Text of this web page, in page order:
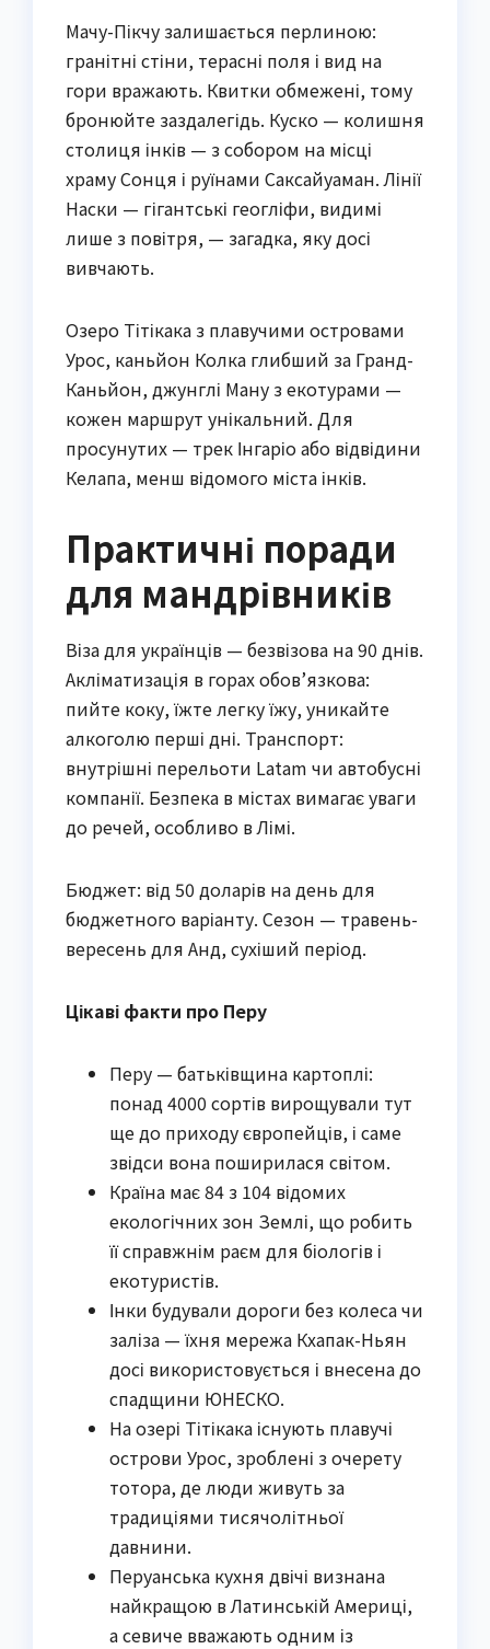
Мачу-Пікчу залишається перлиною:
гранітні стіни, терасні поля і вид на
гори вражають. Квитки обмежені, тому
бронюйте заздалегідь. Куско — колишня
столиця інків — з собором на місці
храму Сонця і руїнами Саксайуаман. Лінії
Наски — гігантські геогліфи, видимі
лише з повітря, — загадка, яку досі
вивчають.
Озеро Тітікака з плавучими островами
Урос, каньйон Колка глибший за Гранд-
Каньйон, джунглі Ману з екотурами —
кожен маршрут унікальний. Для
просунутих — трек Інгаріо або відвідини
Келапа, менш відомого міста інків.
Практичні поради
для мандрівників
Віза для українців — безвізова на 90 днів.
Акліматизація в горах обов’язкова:
пийте коку, їжте легку їжу, уникайте
алкоголю перші дні. Транспорт:
внутрішні перельоти Latam чи автобусні
компанії. Безпека в містах вимагає уваги
до речей, особливо в Лімі.
Бюджет: від 50 доларів на день для
бюджетного варіанту. Сезон — травень-
вересень для Анд, сухіший період.
Цікаві факти про Перу
Перу — батьківщина картоплі:
понад 4000 сортів вирощували тут
ще до приходу європейців, і саме
звідси вона поширилася світом.
Країна має 84 з 104 відомих
екологічних зон Землі, що робить
її справжнім раєм для біологів і
екотуристів.
Інки будували дороги без колеса чи
заліза — їхня мережа Кхапак-Ньян
досі використовується і внесена до
спадщини ЮНЕСКО.
На озері Тітікака існують плавучі
острови Урос, зроблені з очерету
тотора, де люди живуть за
традиціями тисячолітньої
давнини.
Перуанська кухня двічі визнана
найкращою в Латинській Америці,
а севиче вважають одним із